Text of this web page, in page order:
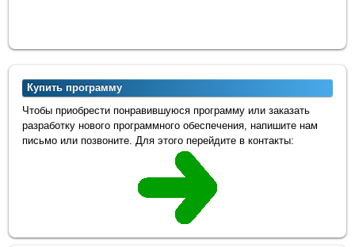
Купить программу
Чтобы приобрести понравившуюся программу или заказать
разработку нового программного обеспечения, напишите нам
письмо или позвоните. Для этого перейдите в контакты: